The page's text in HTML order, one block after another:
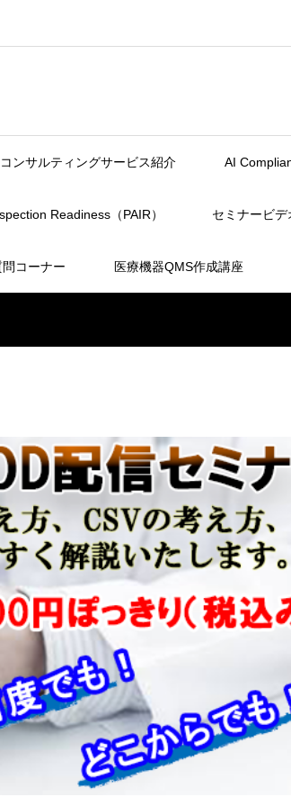
コンサルティングサービス紹介 AI
Readiness（PAIR） セミナービ
問コーナー 医療機器QMS作成講座